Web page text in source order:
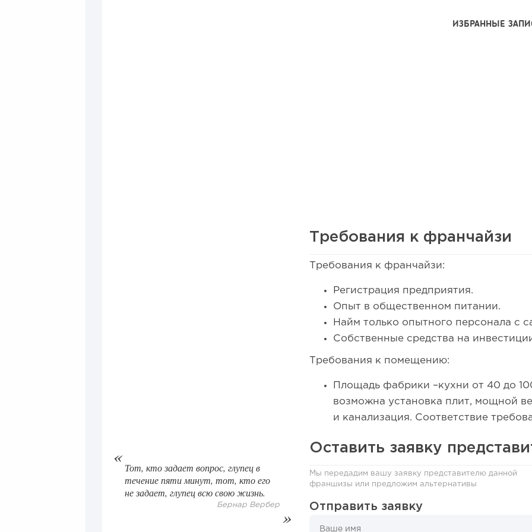
ИЗБРАННЫЕ
36
Сколько приносит маленькая кофейня в
Требования к франчайзи
Требования к франчайзи:
Регистрация предприятия.
Опыт в общественном питании.
Найм только опытного персонала с
Собственные средства на
Требования к помещению:
Площадь фабрики –кухни от 40 до
возможна установка плит, мощной
и канализация. Соответствие
Тот, кто задает вопрос, глупец в
течение пяти минут, тот, кто его
не задает, глупец всю свою жизнь.
Бернар Вербер
Оставить заявку
Мы передадим вашу заявку представителю данной
франшизы или предложим альтернативы
Отправить заявку